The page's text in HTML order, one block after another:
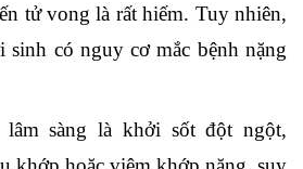
tử vong là rất hiếm. Tuy nhiên,
có nguy cơ mắc bệnh nặng
lâm sàng là khởi sốt đột ngột,